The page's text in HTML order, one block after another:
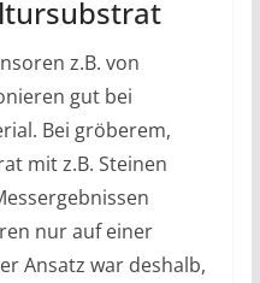
z.B. von
gut bei
Bei gröberem,
mit z.B. Steinen
nur auf einer
Ansatz war deshalb,